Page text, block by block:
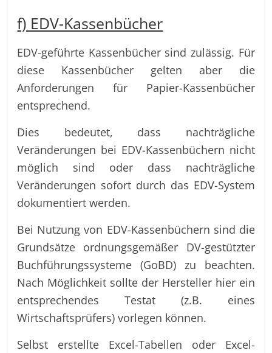
f) EDV-Kassenbücher
EDV-geführte Kassenbücher sind zulässig. Für
diese Kassenbücher gelten aber die
Anforderungen für Papier-Kassenbücher
entsprechend.
Dies bedeutet, dass nachträgliche
Veränderungen bei EDV-Kassenbüchern nicht
möglich sind oder dass nachträgliche
Veränderungen sofort durch das EDV-System
dokumentiert werden.
Bei Nutzung von EDV-Kassenbüchern sind die
Grundsätze ordnungsgemäßer DV-gestützter
Buchführungssysteme (GoBD) zu beachten.
Nach Möglichkeit sollte der Hersteller hier ein
entsprechendes Testat (z.B. eines
Wirtschaftsprüfers) vorlegen können.
Selbst erstellte Excel-Tabellen oder Excel-